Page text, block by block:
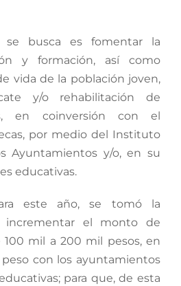
busca es fomentar la
y formación, así como
vida de la población joven,
y/o rehabilitación de
en coinversión con el
por medio del Instituto
Ayuntamientos y/o, en su
educativas.
este año, se tomó la
incrementar el monto de
100 mil a 200 mil pesos, en
con los ayuntamientos
para que, de esta